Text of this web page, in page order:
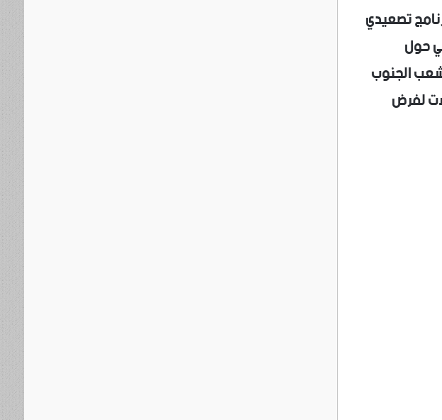
تصعيدي
حول
الجنوب
لفرض